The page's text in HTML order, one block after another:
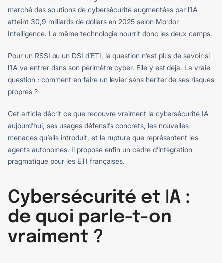
marché des solutions de cybersécurité augmentées par l’IA
atteint 30,9 milliards de dollars en 2025 selon Mordor
Intelligence. La même technologie nourrit donc les deux camps.
Pour un RSSI ou un DSI d’ETI, la question n’est plus de savoir si
l’IA va entrer dans son périmètre cyber. Elle y est déjà. La vraie
question : comment en faire un levier sans hériter de ses risques
propres ?
Cet article décrit ce que recouvre vraiment la cybersécurité IA
aujourd’hui, ses usages défensifs concrets, les nouvelles
menaces qu’elle introduit, et la rupture que représentent les
agents autonomes. Il propose enfin un cadre d’intégration
pragmatique pour les ETI françaises.
Cybersécurité et IA :
de quoi parle-t-on
vraiment ?